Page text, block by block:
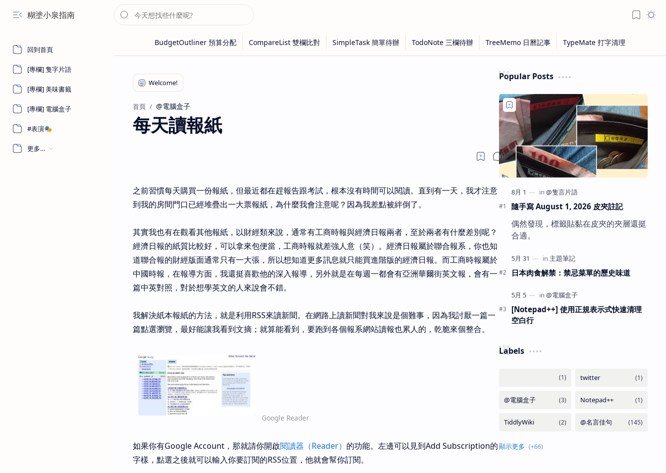
糊塗小泉指南
回到首頁
[專欄] 隻字片語
[專欄] 美味書籤
[專欄] 電腦盒子
#表演🎭
更多…
首頁 @電腦盒子
每天讀報紙
之前習慣每天購買一份報紙，但最近都在趕報告跟考試，根本沒有時間可以閱讀。直到有一天，我才注意
到我的房間門口已經堆疊出一大票報紙，為什麼我會注意呢？因為我差點被絆倒了。
其實我也有在觀看其他報紙，以財經類來說，通常有工商時報與經濟日報兩者，至於兩者有什麼差別呢？
經濟日報的紙質比較好，可以拿來包便當，工商時報就差強人意（笑）。經濟日報屬於聯合報系，你也知
道聯合報的財經版面通常只有一大張，所以想知道更多訊息就只能買進階版的經濟日報。而工商時報屬於
中國時報，在報導方面，我還挺喜歡他的深入報導，另外就是在每週一都會有亞洲華爾街英文報，會有一
篇中英對照，對於想學英文的人來說會不錯。
我解決紙本報紙的方法，就是利用RSS來讀新聞。在網路上讀新聞對我來說是個難事，因為我討厭一篇一
篇點選瀏覽，最好能讓我看到文摘；就算能看到，要跑到各個報系網站讀報也累人的，乾脆來個整合。
Google Reader
如果你有Google Account，那就請你開啟閱讀器（Reader） 的功能。左邊可以見到Add Subscription的
字樣，點選之後就可以輸入你要訂閱的RSS位置，他就會幫你訂閱。
Popular Posts
隨手寫 August 1, 2026 皮夾註記
偶然發現，標籤貼黏在皮夾的夾層還挺
合適。
日本肉食解禁：禁忌菜單的歷史味道
[Notepad++] 使用正規表示式快速清理
空白行
Labels